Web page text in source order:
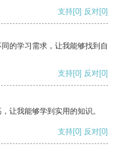
支持[0] 反对[0]
的学习需求，让我能够找到自
支持[0] 反对[0]
让我能够学到实用的知识。
支持[0] 反对[0]